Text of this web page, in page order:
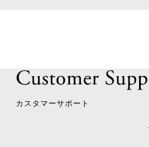
カスタマーサポート